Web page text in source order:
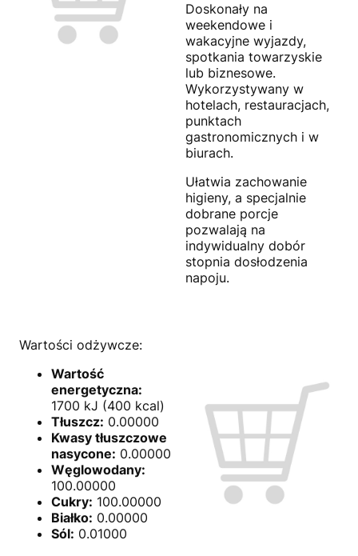
Doskonały na
weekendowe i
wakacyjne wyjazdy,
spotkania towarzyskie
lub biznesowe.
Wykorzystywany w
hotelach, restauracjach,
punktach
gastronomicznych i w
biurach.
Ułatwia zachowanie
higieny, a specjalnie
dobrane porcje
pozwalają na
indywidualny dobór
stopnia dosłodzenia
napoju.
Wartości odżywcze:
Wartość
energetyczna:
1700 kJ (400 kcal)
Tłuszcz: 0.00000
Kwasy tłuszczowe
nasycone: 0.00000
Węglowodany:
100.00000
Cukry: 100.00000
Białko: 0.00000
Sól: 0.01000